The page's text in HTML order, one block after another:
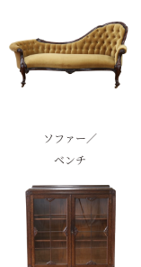
ソファー／
ベンチ